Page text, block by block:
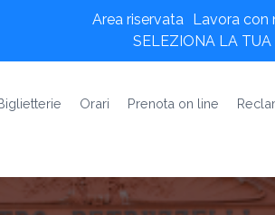
Area riservata Lavora con
SELEZIONA LA TUA
Orari Prenota on line